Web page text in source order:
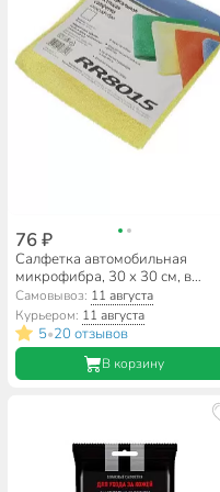
76 ₽
Салфетка автомобильная
микрофибра, 30 х 30 см, в
ассортименте, Runway, RR8015
Самовывоз: 11 августа
Курьером: 11 августа
5•20 отзывов
В корзину